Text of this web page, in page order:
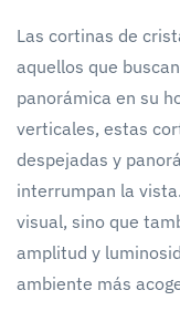
Las cortinas de
aquellos que
panorámica en su
verticales, estas
despejadas y
interrumpan la
visual, sino que
amplitud y
ambiente más